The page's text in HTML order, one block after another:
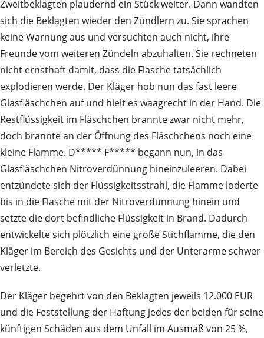
Zweitbeklagten plaudernd ein Stück weiter. Dann wandten
sich die Beklagten wieder den Zündlern zu. Sie sprachen
keine Warnung aus und versuchten auch nicht, ihre
Freunde vom weiteren Zündeln abzuhalten. Sie rechneten
nicht ernsthaft damit, dass die Flasche tatsächlich
explodieren werde. Der Kläger hob nun das fast leere
Glasfläschchen auf und hielt es waagrecht in der Hand. Die
Restflüssigkeit im Fläschchen brannte zwar nicht mehr,
doch brannte an der Öffnung des Fläschchens noch eine
kleine Flamme. D***** F***** begann nun, in das
Glasfläschchen Nitroverdünnung hineinzuleeren. Dabei
entzündete sich der Flüssigkeitsstrahl, die Flamme loderte
bis in die Flasche mit der Nitroverdünnung hinein und
setzte die dort befindliche Flüssigkeit in Brand. Dadurch
entwickelte sich plötzlich eine große Stichflamme, die den
Kläger im Bereich des Gesichts und der Unterarme schwer
verletzte.
Der Kläger begehrt von den Beklagten jeweils 12.000 EUR
und die Feststellung der Haftung jedes der beiden für seine
künftigen Schäden aus dem Unfall im Ausmaß von 25 %,